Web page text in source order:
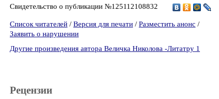
Свидетельство о публикации №125112108832
Список читателей / Версия для печати / Разместить анонс /
Заявить о нарушении
Другие произведения автора Величка Николова -Литатру 1
Рецензии